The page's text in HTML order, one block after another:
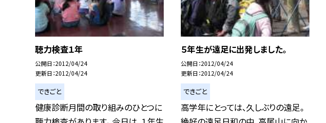
聴力検査１年
公開日 2012/04/24
更新日 2012/04/24
できごと
健康診断月間の取り組みのひとつに
５年生が遠足に出発しました。
公開日 2012/04/24
更新日 2012/04/24
できごと
高学年にとっては、久しぶりの遠足。